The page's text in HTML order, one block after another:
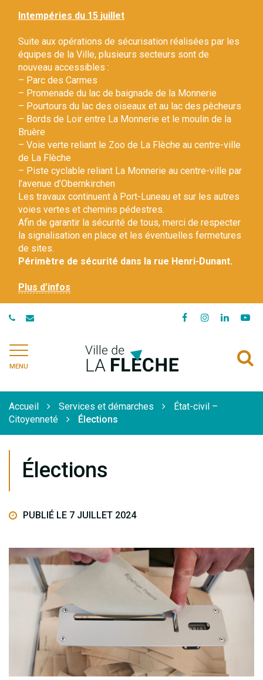
Intempéries du 15 juillet
Suite aux opérations de sécurisation réalisées par les
équipes de la Ville, plusieurs secteurs sont de
nouveau accessibles :
– Parc des Carmes
– Promenade du lac de baignade de la Monnerie
– Pourtours du lac des oiseaux et au lac des pêcheurs
– Bords de Loir entre La Monnerie et le moulin de la
Bruère
– Voie verte reliant le Zoo de La Flèche au centre-ville
de La Flèche
– Piste cyclable reliant La Monnerie au centre-ville par
l’avenue d’Obernkirchen
Les travaux continuent à Port-Luneau et sur les autres
voies vertes et chemins pédestres.
Afin de garantir la sécurité de tous, merci de respecter
la signalisation en place et les éventuelles fermetures
de sites.
Périmètre de sécurité dans la rue Henri-Dunant.
Plus d’infos
Lien
Lien
compte
Instagram
Lien
compte
MENU
Accueil Services et démarches
État-civil –
Citoyenneté
Élections
Élections
PUBLIÉ LE 7 JUILLET 2024